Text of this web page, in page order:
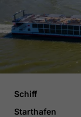
Schiff
Starthafen